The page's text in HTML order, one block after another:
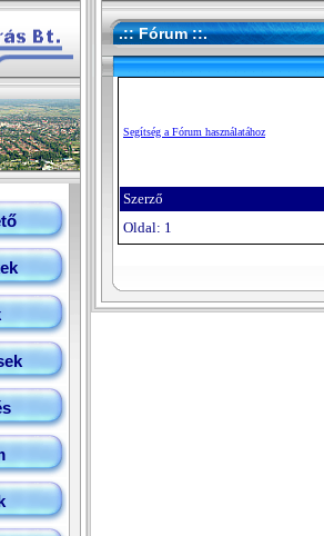
.:: Fórum ::.
Segítség a Fórum használatához
Szerző
Oldal: 1